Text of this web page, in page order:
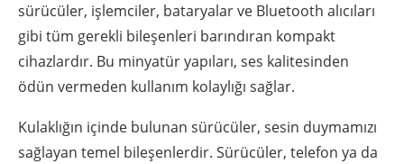
sürücüler, işlemciler, bataryalar ve Bluetooth alıcıları
gibi tüm gerekli bileşenleri barındıran kompakt
cihazlardır. Bu minyatür yapıları, ses kalitesinden
ödün vermeden kullanım kolaylığı sağlar.
Kulaklığın içinde bulunan sürücüler, sesin duymamızı
sağlayan temel bileşenlerdir. Sürücüler, telefon ya da